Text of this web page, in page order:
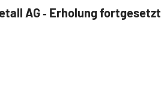
AG ‑ Erholung fortgesetzt